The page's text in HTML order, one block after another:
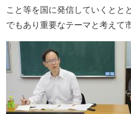
こと等を国に発信していくとと
でもあり重要なテーマと考えて